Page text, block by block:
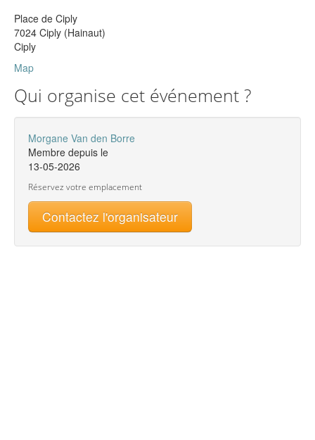
Place de Ciply
7024 Ciply (Hainaut)
Ciply
Map
Qui organise cet événement ?
Morgane Van den Borre
Membre depuis le
13-05-2026
Réservez votre emplacement
Contactez l'organisateur